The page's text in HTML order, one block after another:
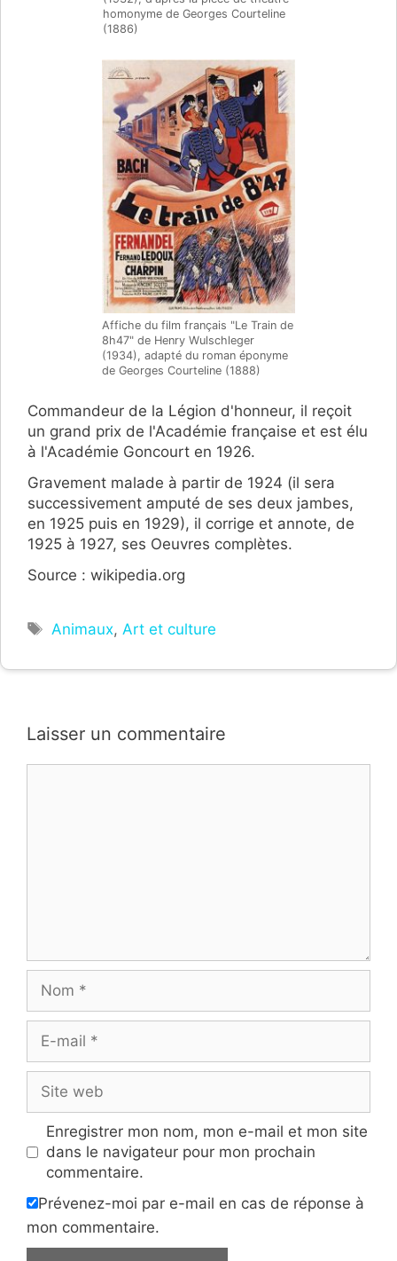
homonyme de Georges Courteline
(1886)
Affiche du film français "Le Train de
8h47" de Henry Wulschleger
(1934), adapté du roman éponyme
de Georges Courteline (1888)
Commandeur de la Légion d'honneur, il reçoit
un grand prix de l'Académie française et est élu
à l'Académie Goncourt en 1926.
Gravement malade à partir de 1924 (il sera
successivement amputé de ses deux jambes,
en 1925 puis en 1929), il corrige et annote, de
1925 à 1927, ses Oeuvres complètes.
Source : wikipedia.org
Étiquettes
Animaux, Art et culture
Laisser un commentaire
mail
web
Enregistrer mon nom, mon e-mail et mon site
dans le navigateur pour mon prochain
commentaire.
Prévenez-moi par e-mail en cas de réponse à
mon commentaire.